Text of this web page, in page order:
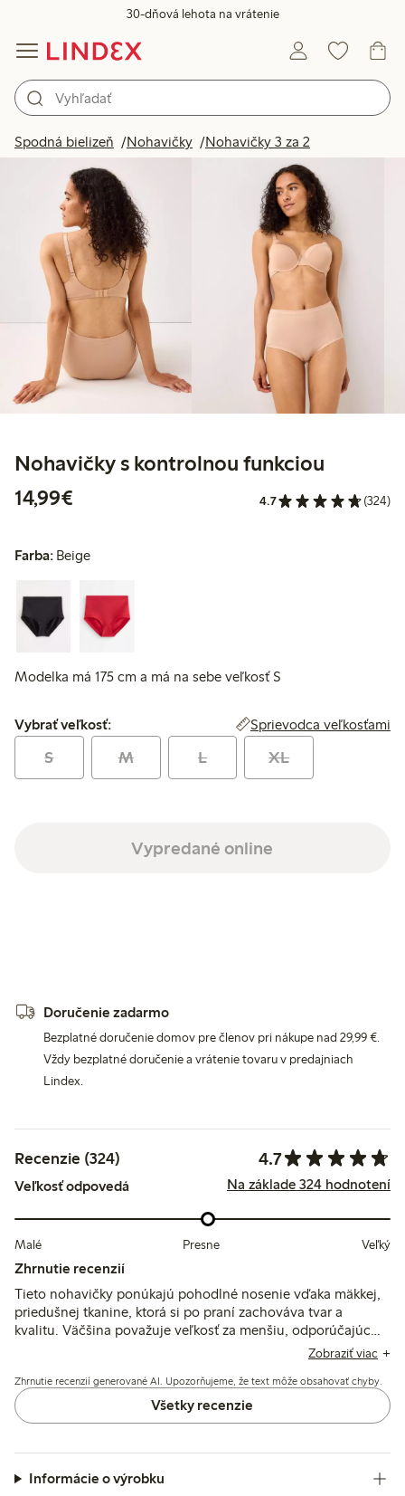
30-dňová lehota na vrátenie
Spodná bielizeň Nohavičky Nohavičky 3 za 2
Produkty na obrázku
Nohavičky s kontrolnou funkciou
14,99€
4.7 (324)
Farba: Beige
Modelka má 175 cm a má na sebe veľkosť S
Vybrať veľkosť:
Vybrať veľkosť: Sprievodca veľkosťami
S M L XL
Vypredané online
Doručenie zadarmo
Bezplatné doručenie domov pre členov pri nákupe nad 29,99 €.
Vždy bezplatné doručenie a vrátenie tovaru v predajniach
Lindex.
Recenzie (324) 4.7
Veľkosť odpovedá Na základe 324 hodnotení
Malé Presne Veľký
Zhrnutie recenzií
Tieto nohavičky ponúkajú pohodlné nosenie vďaka mäkkej,
priedušnej tkanine, ktorá si po praní zachováva tvar a
kvalitu. Väčšina považuje veľkosť za menšiu, odporúčajúc
objednať o číslo menšiu pre efektívnu ľahkú kontrolu, hoci
občas sa vyskytujú problémy s dĺžkou nohavičiek alebo
výškou v páse.
Zobraziť viac
Zhrnutie recenzií generované AI. Upozorňujeme, že text môže obsahovať chyby.
Všetky recenzie
Informácie o výrobku